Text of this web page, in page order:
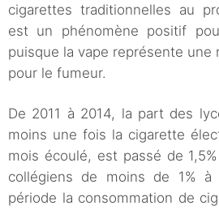
cigarettes traditionnelles au
est un phénomène positif
puisque la vape représente une
pour le fumeur.
De 2011 à 2014, la part des
moins une fois la cigarette
mois écoulé, est passé de
collégiens de moins de 1%
période la consommation de